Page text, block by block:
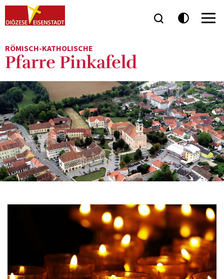
RÖMISCH-KATHOLISCHE
Pfarre Pinkafeld